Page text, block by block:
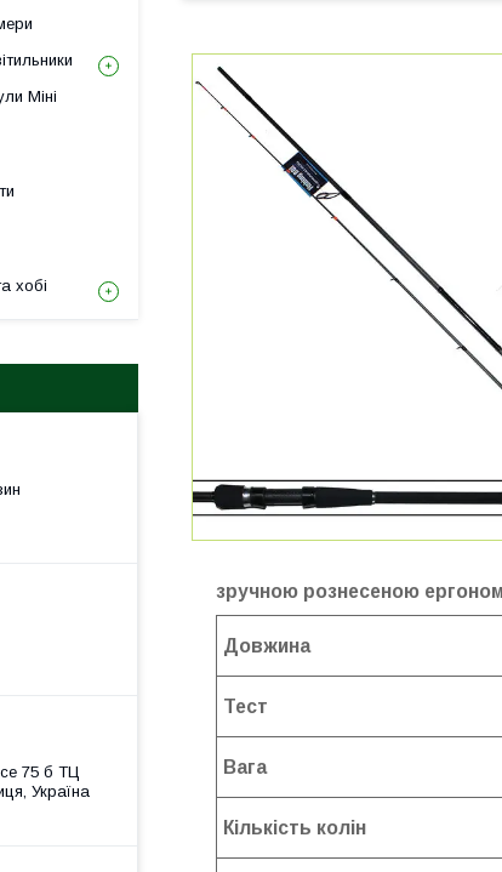
зручною рознесеною
Довжина
Тест
Вага
Кількість колін
Міні
хобі
75 б ТЦ
Україна